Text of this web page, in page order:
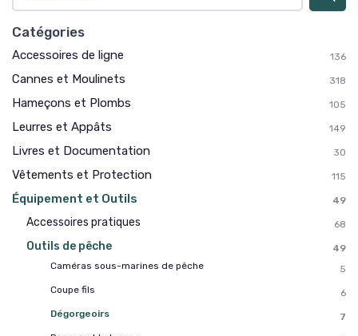
Catégories
Accessoires de ligne 136
Cannes et Moulinets 318
Hameçons et Plombs 105
Leurres et Appâts 149
Livres et Documentation 30
Vêtements et Protection 115
Équipement et Outils 49
Accessoires pratiques 68
Outils de pêche
49
Caméras sous-marines de pêche
5
Coupe fils
6
Dégorgeoirs
7